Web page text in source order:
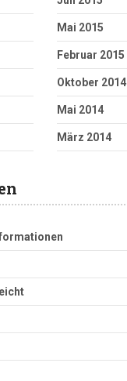
Mai 2015
Februar 2015
Oktober 2014
Mai 2014
März 2014